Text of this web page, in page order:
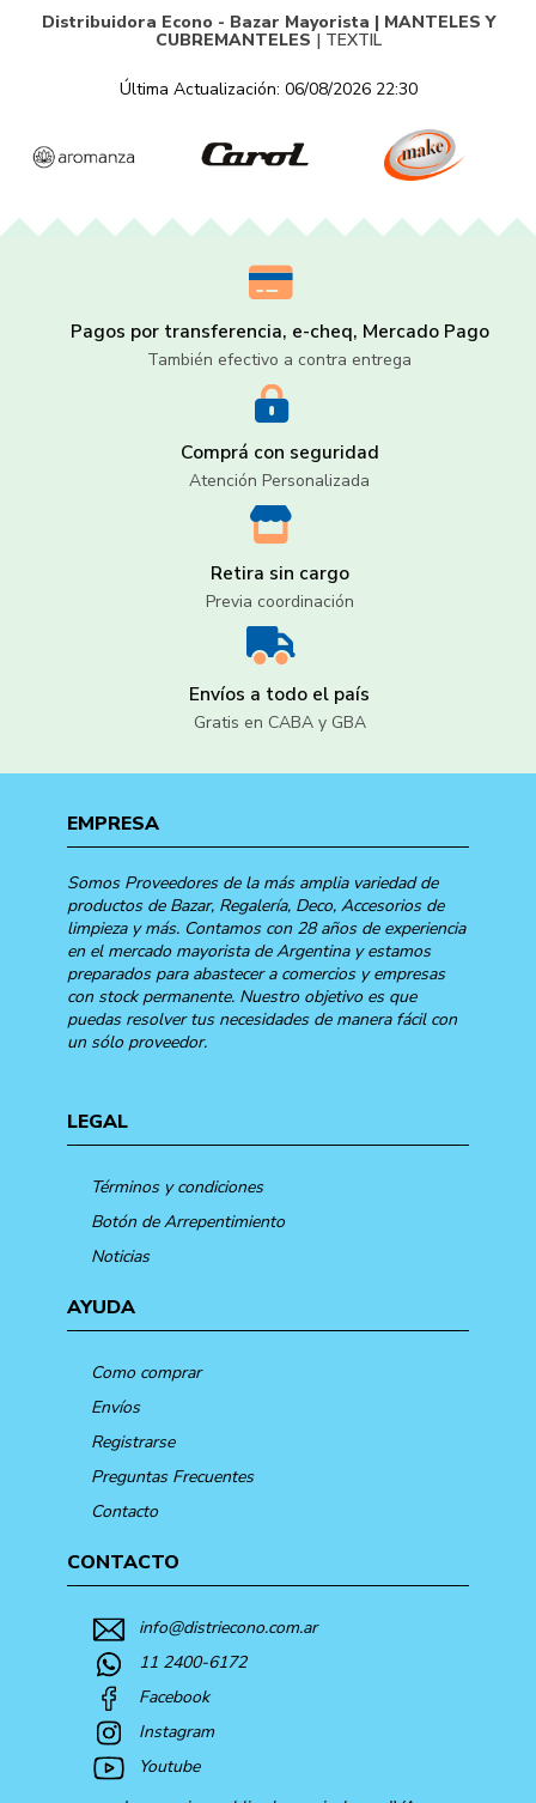
Distribuidora Econo - Bazar Mayorista | MANTELES Y
CUBREMANTELES | TEXTIL
Última Actualización: 06/08/2026 22:30
Pagos por transferencia, e-cheq, Mercado Pago
También efectivo a contra entrega
Comprá con seguridad
Atención Personalizada
Retira sin cargo
Previa coordinación
Envíos a todo el país
Gratis en CABA y GBA
EMPRESA
Somos Proveedores de la más amplia variedad de
productos de Bazar, Regalería, Deco, Accesorios de
limpieza y más. Contamos con 28 años de experiencia
en el mercado mayorista de Argentina y estamos
preparados para abastecer a comercios y empresas
con stock permanente. Nuestro objetivo es que
puedas resolver tus necesidades de manera fácil con
un sólo proveedor.
LEGAL
Términos y condiciones
Botón de Arrepentimiento
Noticias
AYUDA
Como comprar
Envíos
Registrarse
Preguntas Frecuentes
Contacto
CONTACTO
info@distriecono.com.ar
11 2400-6172
Facebook
Instagram
Youtube